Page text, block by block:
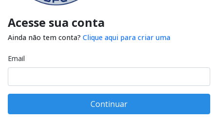
Acesse sua conta
Ainda não tem conta? Clique aqui para criar uma
Email
Continuar